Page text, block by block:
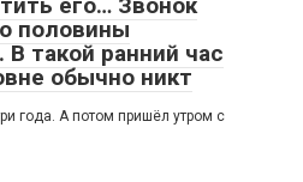
его… Звонок
половины
В такой ранний час
обычно никт
года. А потом пришёл утром с